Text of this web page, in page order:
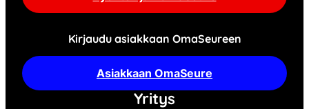
Kirjaudu asiakkaan OmaSeureen
Asiakkaan OmaSeure
Yritys